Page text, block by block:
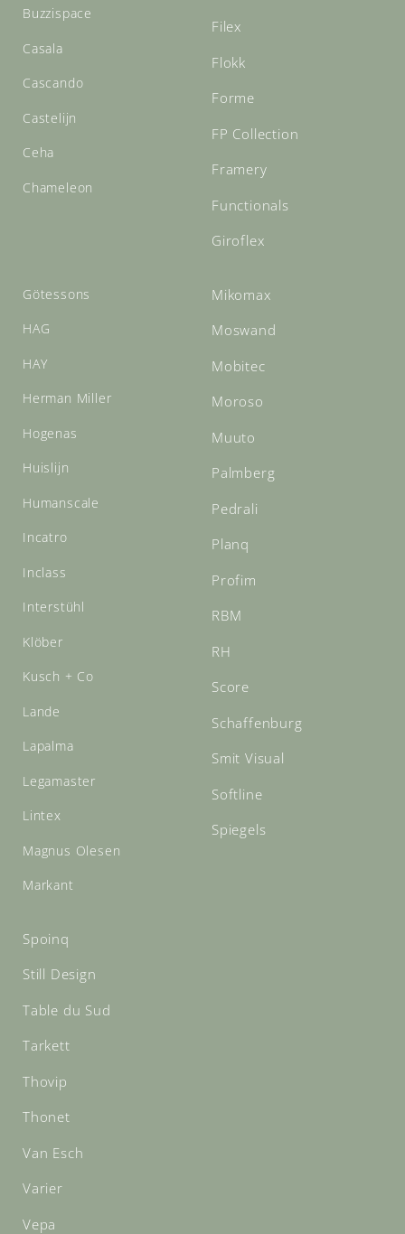
Buzzispace
Casala
Cascando
Castelijn
Ceha
Chameleon
Filex
Flokk
Forme
FP Collection
Framery
Functionals
Giroflex
Götessons
HAG
HAY
Herman Miller
Hogenas
Huislijn
Humanscale
Incatro
Inclass
Interstühl
Klöber
Kusch + Co
Lande
Lapalma
Legamaster
Lintex
Magnus Olesen
Markant
Mikomax
Moswand
Mobitec
Moroso
Muuto
Palmberg
Pedrali
Planq
Profim
RBM
RH
Score
Schaffenburg
Smit Visual
Softline
Spiegels
Spoinq
Still Design
Table du Sud
Tarkett
Thovip
Thonet
Van Esch
Varier
Vepa